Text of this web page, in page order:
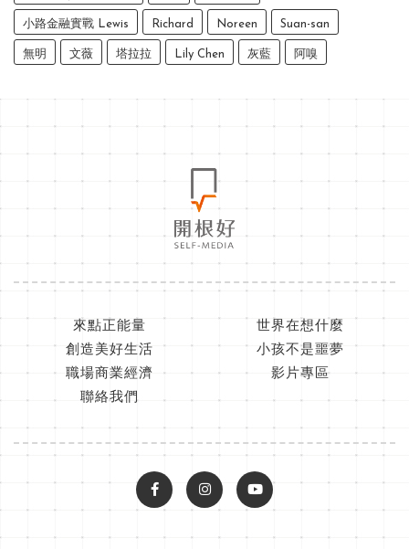
小路金融實戰 Lewis Richard Noreen Suan-san
無明 文薇 塔拉拉 Lily Chen 灰藍 阿嗅
來點正能量
世界在想什麼
創造美好生活
小孩不是噩夢
職場商業經濟
影片專區
聯絡我們